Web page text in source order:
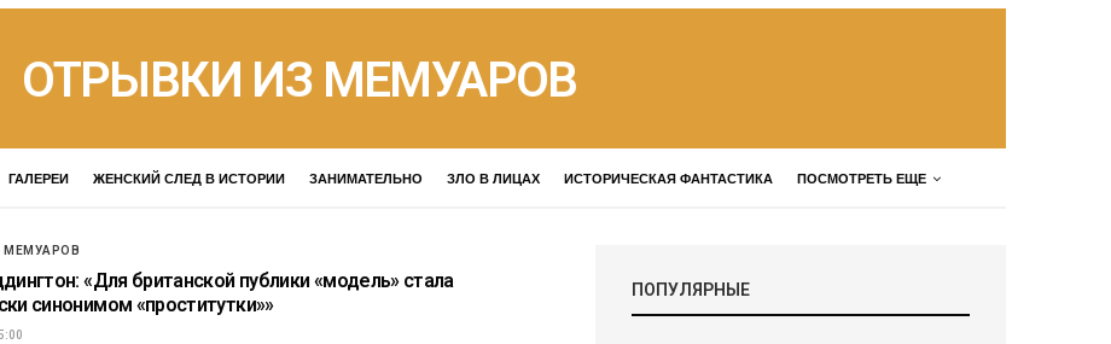
ОТРЫВКИ ИЗ МЕМУАРОВ
ГАЛЕРЕИ ЖЕНСКИЙ СЛЕД В ИСТОРИИ ЗАНИМАТЕЛЬНО ЗЛО В ЛИЦАХ ИСТОРИЧЕСКАЯ ФАНТАСТИКА ПОСМОТРЕТЬ ЕЩЕ
МЕМУАРОВ
«Для британской публики «модель» стала
синонимом «проститутки»»
ПОПУЛЯРНЫЕ